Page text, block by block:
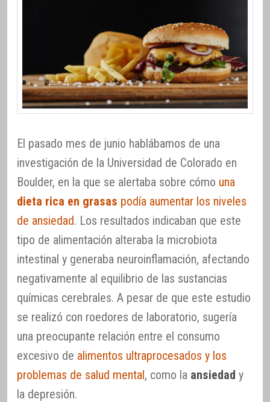
El pasado mes de junio hablábamos de una
investigación de la Universidad de Colorado en
Boulder, en la que se alertaba sobre cómo una
dieta rica en grasas podía aumentar los niveles
de ansiedad. Los resultados indicaban que este
tipo de alimentación alteraba la microbiota
intestinal y generaba neuroinflamación, afectando
negativamente al equilibrio de las sustancias
químicas cerebrales. A pesar de que este estudio
se realizó con roedores de laboratorio, sugería
una preocupante relación entre el consumo
excesivo de alimentos ultraprocesados y los
problemas de salud mental, como la ansiedad y
la depresión.